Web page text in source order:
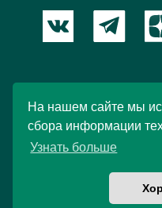
На нашем сайте мы
сбора информации
Узнать больше
Пользовательское
© 2012 – 2026 Новый